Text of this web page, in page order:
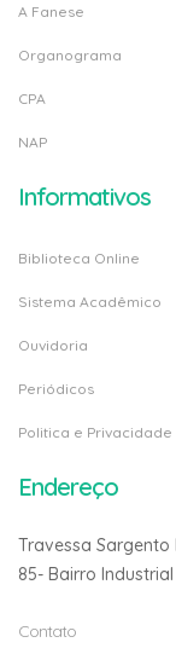
A Fanese
Organograma
CPA
NAP
Informativos
Biblioteca Online
Sistema Acadêmico
Ouvidoria
Periódicos
Politica e Privacidade
Endereço
Travessa Sargento
85- Bairro Industrial
Contato